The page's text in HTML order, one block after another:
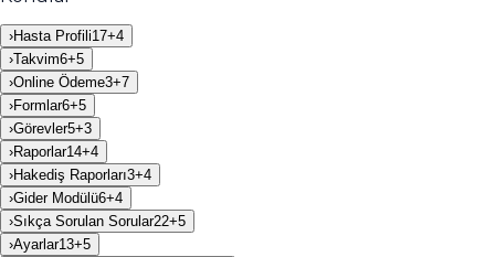
›Hasta Profili17+4
›Takvim6+5
›Online Ödeme3+7
›Formlar6+5
›Görevler5+3
›Raporlar14+4
›Hakediş Raporları3+4
›Gider Modülü6+4
›Sıkça Sorulan Sorular22+5
›Ayarlar13+5